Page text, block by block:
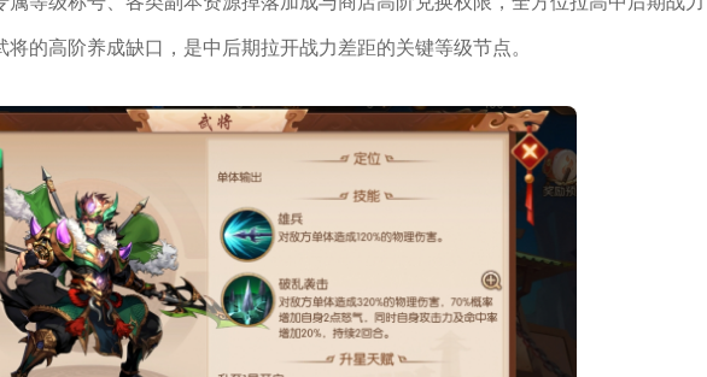
的高阶养成缺口，是中后期拉开战力差距的关键等级节点。